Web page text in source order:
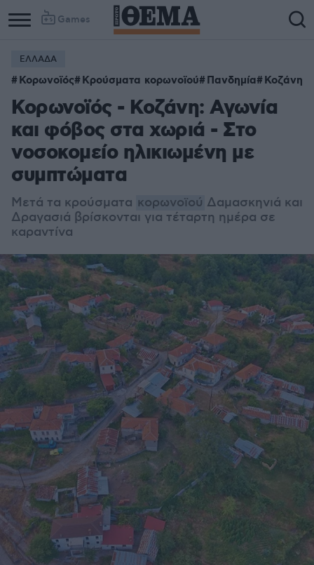
Games
ΕΛΛΑΔΑ
Κορωνοϊός Κρούσματα κορωνοϊού Πανδημία Κοζάνη
Κορωνοϊός - Κοζάνη: Αγωνία
και φόβος στα χωριά - Στο
νοσοκομείο ηλικιωμένη με
συμπτώματα
Μετά τα κρούσματα κορωνοϊού Δαμασκηνιά και
Δραγασιά βρίσκονται για τέταρτη ημέρα σε
καραντίνα